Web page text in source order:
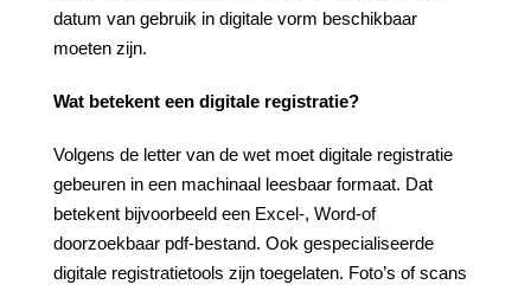
datum van gebruik in digitale vorm beschikbaar
moeten zijn.
Wat betekent een digitale registratie?
Volgens de letter van de wet moet digitale registratie
gebeuren in een machinaal leesbaar formaat. Dat
betekent bijvoorbeeld een Excel-, Word-of
doorzoekbaar pdf-bestand. Ook gespecialiseerde
digitale registratietools zijn toegelaten. Foto’s of scans